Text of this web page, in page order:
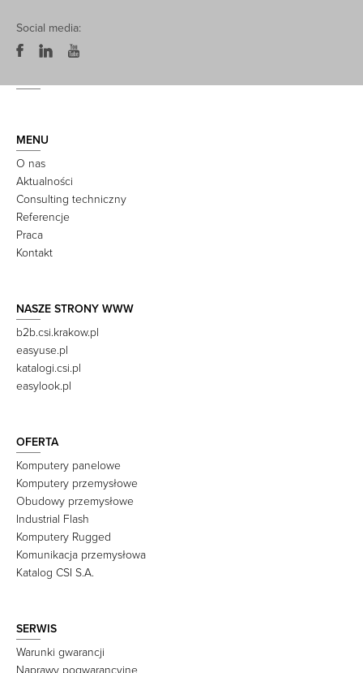
Social media:
MENU
O nas
Aktualności
Consulting techniczny
Referencje
Praca
Kontakt
NASZE STRONY WWW
b2b.csi.krakow.pl
easyuse.pl
katalogi.csi.pl
easylook.pl
OFERTA
Komputery panelowe
Komputery przemysłowe
Obudowy przemysłowe
Industrial Flash
Komputery Rugged
Komunikacja przemysłowa
Katalog CSI S.A.
SERWIS
Warunki gwarancji